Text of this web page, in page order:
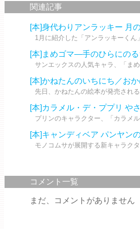
関連記事
[本]身代わりアンラッキー 月
1月に紹介した「アンラッキーく
[本]まめゴマ―手のひらにの
サンエックスの人気キャラ、「ま
[本]かねたんのいちにち／おか
先日、かねたんの絵本が発売され
[本]カラメル・デ・ププリ や
プリンのキャラクター、「カラメ
[本]キャンディベア パンヤン
モノコムサが展開する新キャラク
コメント一覧
まだ、コメントがありません